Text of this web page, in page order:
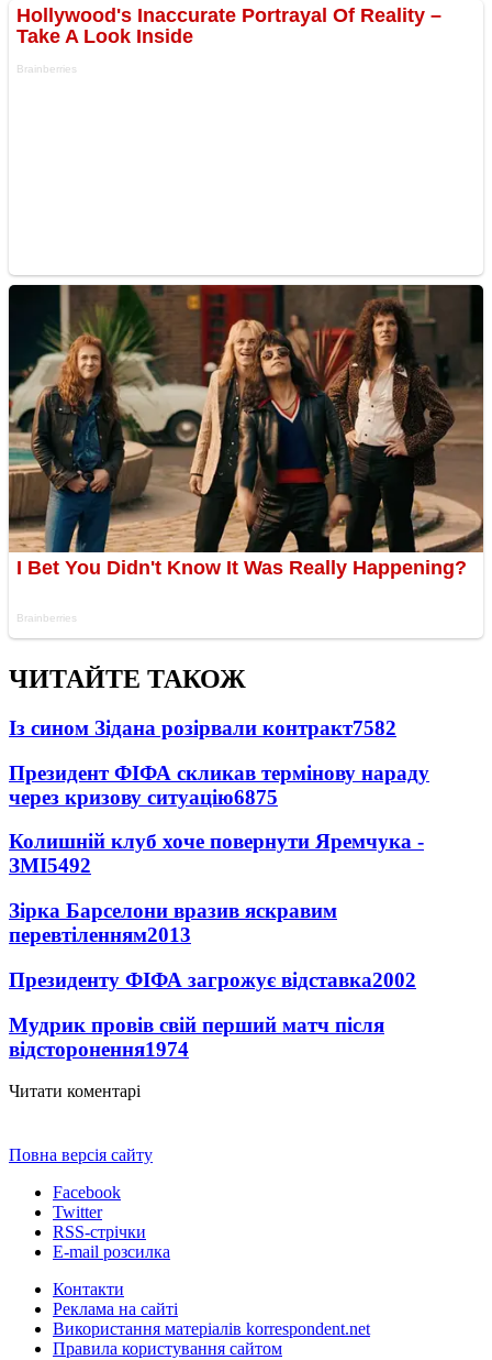
ЧИТАЙТЕ ТАКОЖ
Із сином Зідана розірвали контракт7582
Президент ФІФА скликав термінову нараду
через кризову ситуацію6875
Колишній клуб хоче повернути Яремчука -
ЗМІ5492
Зірка Барселони вразив яскравим
перевтіленням2013
Президенту ФІФА загрожує відставка2002
Мудрик провів свій перший матч після
відсторонення1974
Читати коментарі
Повна версія сайту
Facebook
Twitter
RSS-стрічки
E-mail розсилка
Контакти
Реклама на сайті
Використання матеріалів korrespondent.net
Правила користування сайтом